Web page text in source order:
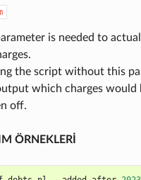
is needed to
the script without this
which charges would
off.
ÖRNEKLERİ